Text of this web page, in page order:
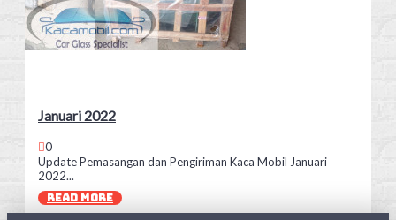
Januari 2022
0
Update Pemasangan dan Pengiriman Kaca Mobil Januari
2022...
READ MORE